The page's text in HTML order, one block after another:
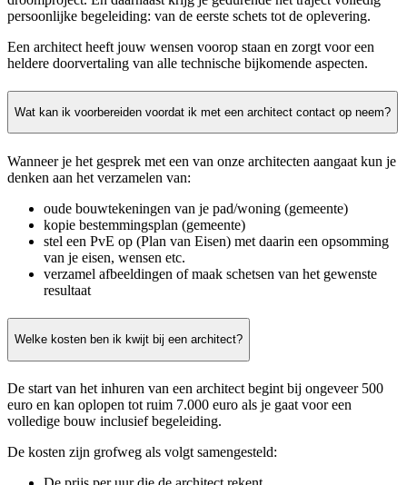
persoonlijke begeleiding: van de eerste schets tot de oplevering.
Een architect heeft jouw wensen voorop staan en zorgt voor een
heldere doorvertaling van alle technische bijkomende aspecten.
Wat kan ik voorbereiden voordat ik met een architect contact op neem?
Wanneer je het gesprek met een van onze architecten aangaat kun je
denken aan het verzamelen van:
oude bouwtekeningen van je pad/woning (gemeente)
kopie bestemmingsplan (gemeente)
stel een PvE op (Plan van Eisen) met daarin een opsomming
van je eisen, wensen etc.
verzamel afbeeldingen of maak schetsen van het gewenste
resultaat
Welke kosten ben ik kwijt bij een architect?
De start van het inhuren van een architect begint bij ongeveer 500
euro en kan oplopen tot ruim 7.000 euro als je gaat voor een
volledige bouw inclusief begeleiding.
De kosten zijn grofweg als volgt samengesteld: